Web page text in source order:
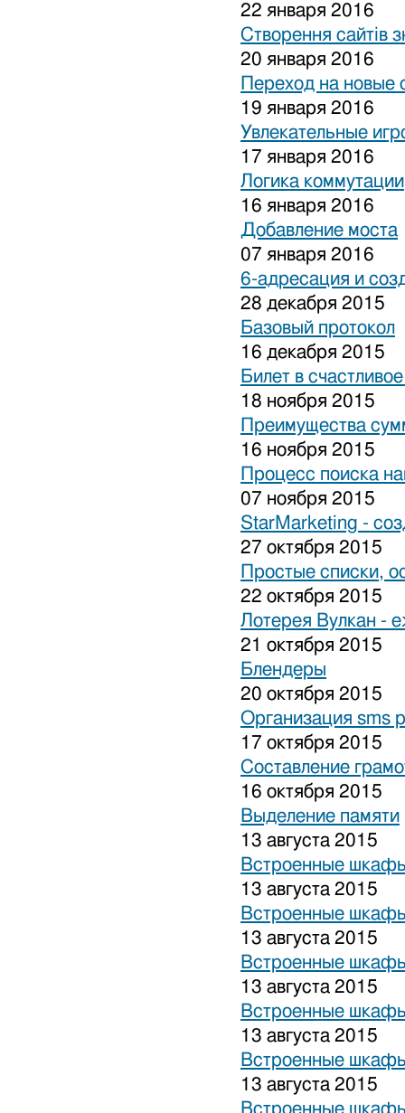
22 января 2016
Створення сайтів
20 января 2016
Переход на новые
19 января 2016
Увлекательные
17 января 2016
Логика коммутации
16 января 2016
Добавление моста
07 января 2016
6-адресация и
28 декабря 2015
Базовый протокол
16 декабря 2015
Билет в
18 ноября 2015
Преимущества
16 ноября 2015
Процесс поиска
07 ноября 2015
StarMarketing -
27 октября 2015
Простые списки,
22 октября 2015
Лотерея Вулкан -
21 октября 2015
Блендеры
20 октября 2015
Организация sms
17 октября 2015
Составление
16 октября 2015
Выделение памяти
13 августа 2015
Встроенные
13 августа 2015
Встроенные
13 августа 2015
Встроенные
13 августа 2015
Встроенные
13 августа 2015
Встроенные
13 августа 2015
Встроенные